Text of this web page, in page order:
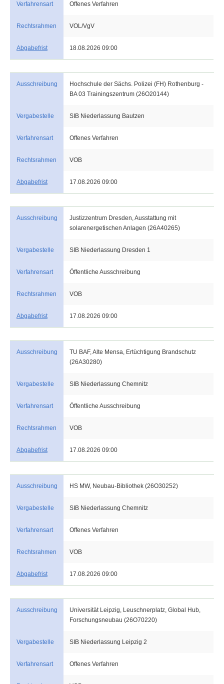
Verfahrensart Offenes Verfahren
Rechtsrahmen VOL/VgV
Abgabefrist 18.08.2026 09:00
Ausschreibung
Hochschule der Sächs. Polizei (FH) Rothenburg -
BA 03 Trainingszentrum (26O20144)
Vergabestelle SIB Niederlassung Bautzen
Verfahrensart Offenes Verfahren
Rechtsrahmen VOB
Abgabefrist 17.08.2026 09:00
Ausschreibung
Justizzentrum Dresden, Ausstattung mit
solarenergetischen Anlagen (26A40265)
Vergabestelle SIB Niederlassung Dresden 1
Verfahrensart Öffentliche Ausschreibung
Rechtsrahmen VOB
Abgabefrist 17.08.2026 09:00
Ausschreibung
TU BAF, Alte Mensa, Ertüchtigung Brandschutz
(26A30280)
Vergabestelle SIB Niederlassung Chemnitz
Verfahrensart Öffentliche Ausschreibung
Rechtsrahmen VOB
Abgabefrist 17.08.2026 09:00
Ausschreibung HS MW, Neubau-Bibliothek (26O30252)
Vergabestelle SIB Niederlassung Chemnitz
Verfahrensart Offenes Verfahren
Rechtsrahmen VOB
Abgabefrist 17.08.2026 09:00
Ausschreibung
Universität Leipzig, Leuschnerplatz, Global Hub,
Forschungsneubau (26O70220)
Vergabestelle SIB Niederlassung Leipzig 2
Verfahrensart Offenes Verfahren